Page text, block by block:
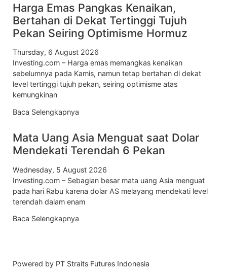
Harga Emas Pangkas Kenaikan,
Bertahan di Dekat Tertinggi Tujuh
Pekan Seiring Optimisme Hormuz
Thursday, 6 August 2026
Investing.com – Harga emas memangkas kenaikan
sebelumnya pada Kamis, namun tetap bertahan di dekat
level tertinggi tujuh pekan, seiring optimisme atas
kemungkinan
Baca Selengkapnya
Mata Uang Asia Menguat saat Dolar
Mendekati Terendah 6 Pekan
Wednesday, 5 August 2026
Investing.com – Sebagian besar mata uang Asia menguat
pada hari Rabu karena dolar AS melayang mendekati level
terendah dalam enam
Baca Selengkapnya
Powered by PT Straits Futures Indonesia